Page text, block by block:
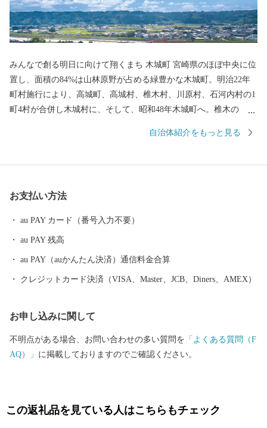
みんなで創る明日に向けて翔くまち 木城町 宮崎県のほぼ中央に位
置し、面積の84%は山林原野が占める緑豊かな木城町。明治22年
町村施行により、高城町、高城村、椎木村、川原村、石河内村の1
町4村が合併し木城村に、そして、昭和48年木城町へ。椎木の
があり、山里の魅力を味わいながら絵本に親しむことができま
間でしたが、農業に勤しみながら文筆活動を送りました。 ありの
ままの自然が色濃く残る、農山村のまち・木城町。町でとれるシ
イタケや柚子、梅、タケノコなどの農産品を使った加工品も、町
いることはうれしい限りです。木城町はこれから、町内外との交
流がますます深まるような情報発信を目指しています。
自治体紹介をもっと見る
お支払い方法
au PAY カード（番号入力不要）
au PAY 残高
au PAY（auかんたん決済）通信料金合算
クレジットカード決済（VISA、Master、JCB、Diners、AMEX）
お申し込みに関して
不明点がある場合、お問い合わせの多い質問を 「よくある質問（F
AQ）」 に掲載しておりますのでご確認ください。
この返礼品を見ている人はこちらもチェック